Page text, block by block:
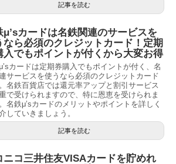
記事を読む
μ’sカードは名鉄関連のサービスを
なら必須のクレジットカード！定期
入でもポイントが付くから大変お得
カードは定期券購入でもポイントが付く、名
サービスを使うなら必須のクレジットカード
名鉄百貨店では還元率アップと割引サービス
で受けられますので、特に恩恵を受けられま
名鉄μ’sカードのメリットやポイントを詳しく
していきましょう。
記事を読む
ニコ三井住友VISAカードを貯めれ